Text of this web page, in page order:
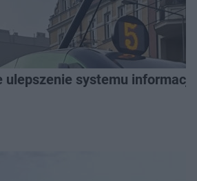
ulepszenie systemu